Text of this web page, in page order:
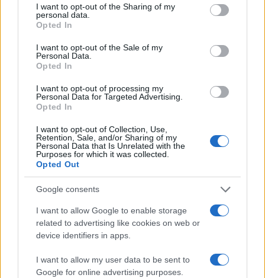
not limited to your visit or usage behaviour. You may click to
grant or deny consent to Google and its third-party tags to
use your data for below specified purposes in below Google
consent section.
I want to opt-out of the Sharing of my
personal data.
Opted In
I want to opt-out of the Sale of my
Personal Data.
Opted In
I want to opt-out of processing my
Personal Data for Targeted Advertising.
Opted In
I want to opt-out of Collection, Use,
Retention, Sale, and/or Sharing of my
Personal Data that Is Unrelated with the
Purposes for which it was collected.
Opted Out
Google consents
I want to allow Google to enable storage
related to advertising like cookies on web or
device identifiers in apps.
I want to allow my user data to be sent to
Google for online advertising purposes.
Ταχύτερα και αυστηρότερα: Το νέο ψηφιακό καθεστώς της
ΑΑΔΕ για τα ανασφάλιστα οχήματα
Από τον Ρήνο μέχρι τη
Μεσόγειο: Η κλιματική
κρίση παραλύει την
ευρωπαϊκή οικονομία
Τουρισμός για Όλους:
τελευταίο ψηφίο του ΑΦΜ